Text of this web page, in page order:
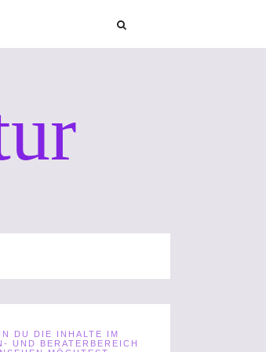
DU DIE INHALTE IM
UND BERATERBEREICH